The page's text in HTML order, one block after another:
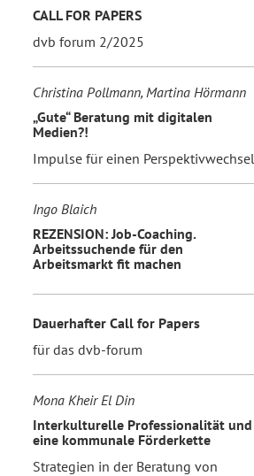
CALL FOR PAPERS
dvb forum 2/2025
Christina Pollmann, Martina Hörmann
„Gute“ Beratung mit digitalen
Medien?!
Impulse für einen Perspektivwechsel
Ingo Blaich
REZENSION: Job-Coaching.
Arbeitssuchende für den
Arbeitsmarkt fit machen
Dauerhafter Call for Papers
für das dvb-forum
Mona Kheir El Din
Interkulturelle Professionalität und
eine kommunale Förderkette
Strategien in der Beratung von